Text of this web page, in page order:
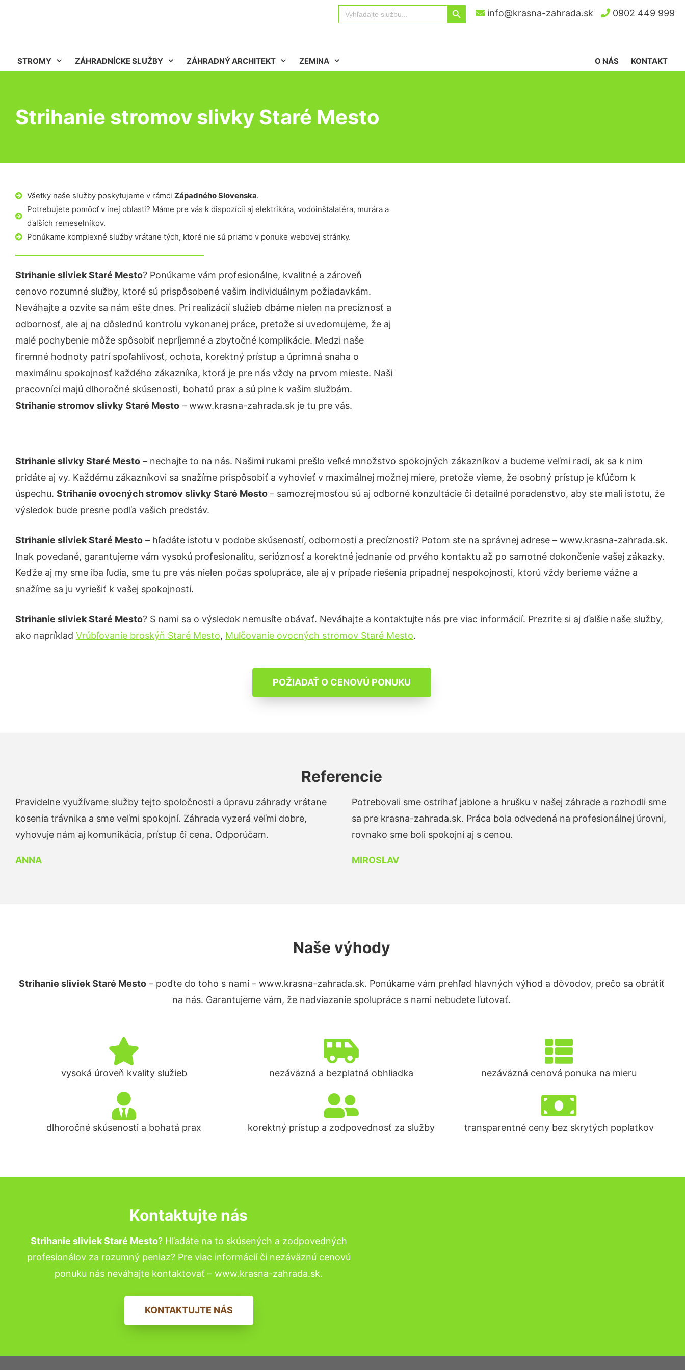
Search
for:
Search Button
info@krasna-zahrada.sk 0902 449 999
STROMY ZÁHRADNÍCKE SLUŽBY ZÁHRADNÝ ARCHITEKT ZEMINA KONTAKT
O NÁS
Strihanie stromov slivky Staré Mesto
Všetky naše služby poskytujeme v rámci Západného Slovenska.
Potrebujete pomôcť v inej oblasti? Máme pre vás k dispozícii aj elektrikára, vodoinštalatéra, murára a
ďalších remeselníkov.
Ponúkame komplexné služby vrátane tých, ktoré nie sú priamo v ponuke webovej stránky.
Strihanie sliviek Staré Mesto? Ponúkame vám profesionálne, kvalitné a zároveň
cenovo rozumné služby, ktoré sú prispôsobené vašim individuálnym požiadavkám.
Neváhajte a ozvite sa nám ešte dnes. Pri realizácií služieb dbáme nielen na precíznosť a
odbornosť, ale aj na dôslednú kontrolu vykonanej práce, pretože si uvedomujeme, že aj
malé pochybenie môže spôsobiť nepríjemné a zbytočné komplikácie. Medzi naše
firemné hodnoty patrí spoľahlivosť, ochota, korektný prístup a úprimná snaha o
maximálnu spokojnosť každého zákazníka, ktorá je pre nás vždy na prvom mieste. Naši
pracovníci majú dlhoročné skúsenosti, bohatú prax a sú plne k vašim službám.
Strihanie stromov slivky Staré Mesto – www.krasna-zahrada.sk je tu pre vás.
Strihanie slivky Staré Mesto – nechajte to na nás. Našimi rukami prešlo veľké množstvo spokojných zákazníkov a budeme veľmi radi, ak sa k nim
pridáte aj vy. Každému zákazníkovi sa snažíme prispôsobiť a vyhovieť v maximálnej možnej miere, pretože vieme, že osobný prístup je kľúčom k
úspechu. Strihanie ovocných stromov slivky Staré Mesto– samozrejmosťou sú aj odborné konzultácie či detailné poradenstvo, aby ste mali istotu, že
výsledok bude presne podľa vašich predstáv.
Strihanie sliviek Staré Mesto – hľadáte istotu v podobe skúseností, odbornosti a precíznosti? Potom ste na správnej adrese – www.krasna-zahrada.sk.
Inak povedané, garantujeme vám vysokú profesionalitu, serióznosť a korektné jednanie od prvého kontaktu až po samotné dokončenie vašej zákazky.
Keďže aj my sme iba ľudia, sme tu pre vás nielen počas spolupráce, ale aj v prípade riešenia prípadnej nespokojnosti, ktorú vždy berieme vážne a
snažíme sa ju vyriešiť k vašej spokojnosti.
Strihanie sliviek Staré Mesto? S nami sa o výsledok nemusíte obávať. Neváhajte a kontaktujte nás pre viac informácií. Prezrite si aj ďalšie naše služby,
ako napríklad Vrúbľovanie broskýň Staré Mesto, Mulčovanie ovocných stromov Staré Mesto.
POŽIADAŤ O CENOVÚ PONUKU
Referencie
Pravidelne využívame služby tejto spoločnosti a úpravu záhrady vrátane
kosenia trávnika a sme veľmi spokojní. Záhrada vyzerá veľmi dobre,
vyhovuje nám aj komunikácia, prístup či cena. Odporúčam.
ANNA
Potrebovali sme ostrihať jablone a hrušku v našej záhrade a rozhodli sme
sa pre krasna-zahrada.sk. Práca bola odvedená na profesionálnej úrovni,
rovnako sme boli spokojní aj s cenou.
MIROSLAV
Naše výhody
Strihanie sliviek Staré Mesto– poďte do toho s nami – www.krasna-zahrada.sk. Ponúkame vám prehľad hlavných výhod a dôvodov, prečo sa obrátiť
na nás. Garantujeme vám, že nadviazanie spolupráce s nami nebudete ľutovať.
vysoká úroveň kvality služieb nezáväzná a bezplatná obhliadka nezáväzná cenová ponuka na mieru
dlhoročné skúsenosti a bohatá prax korektný prístup a zodpovednosť za služby transparentné ceny bez skrytých poplatkov
Kontaktujte nás
Strihanie sliviek Staré Mesto? Hľadáte na to skúsených a zodpovedných
profesionálov za rozumný peniaz? Pre viac informácií či nezáväznú cenovú
ponuku nás neváhajte kontaktovať – www.krasna-zahrada.sk.
KONTAKTUJTE NÁS